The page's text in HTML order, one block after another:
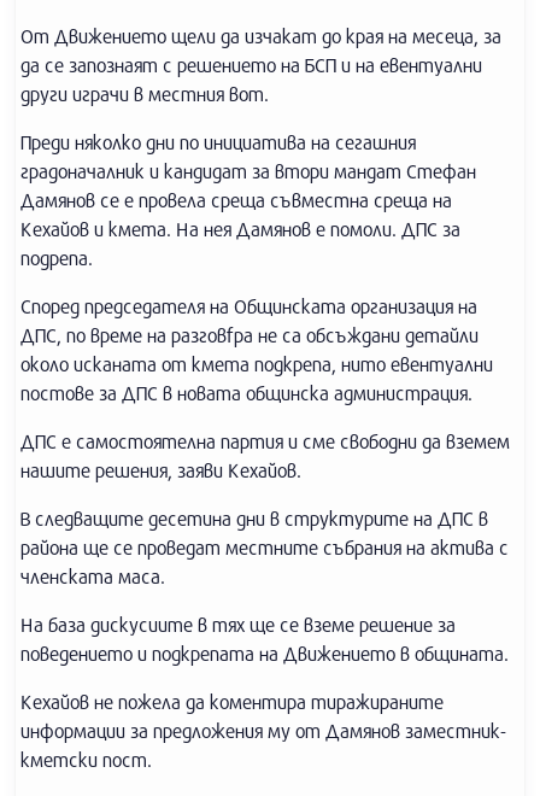
От Движението щели да изчакат до края на месеца, за
да се запознаят с решението на БСП и на евентуални
други играчи в местния вот.
Преди няколко дни по инициатива на сегашния
градоначалник и кандидат за втори мандат Стефан
Дамянов се е провела среща съвместна среща на
Кехайов и кмета. На нея Дамянов е помоли. ДПС за
подрепа.
Според председателя на Общинската организация на
ДПС, по време на разговfра не са обсъждани детайли
около исканата от кмета подкрепа, нито евентуални
постове за ДПС в новата общинска администрация.
ДПС е самостоятелна партия и сме свободни да вземем
нашите решения, заяви Кехайов.
В следващите десетина дни в структурите на ДПС в
района ще се проведат местните събрания на актива с
членската маса.
На база дискусиите в тях ще се вземе решение за
поведението и подкрепата на Движението в общината.
Кехайов не пожела да коментира тиражираните
информации за предложения му от Дамянов заместник-
кметски пост.